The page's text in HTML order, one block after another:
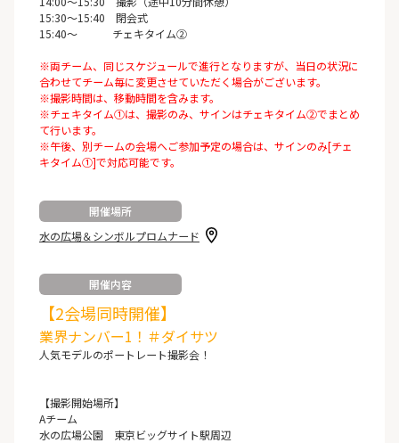
15:30～15:40 閉会式
15:40～ チェキタイム②
※両チーム、同じスケジュールで進行となりますが、当日の状況に
合わせてチーム毎に変更させていただく場合がございます。
※撮影時間は、移動時間を含みます。
※チェキタイム①は、撮影のみ、サインはチェキタイム②でまとめ
て行います。
※午後、別チームの会場へご参加予定の場合は、サインのみ[チェ
キタイム①]で対応可能です。
開催場所
水の広場＆シンボルプロムナード
開催内容
【2会場同時開催】
業界ナンバー1！＃ダイサツ
人気モデルのポートレート撮影会！
【撮影開始場所】
Aチーム
水の広場公園 東京ビッグサイト駅周辺